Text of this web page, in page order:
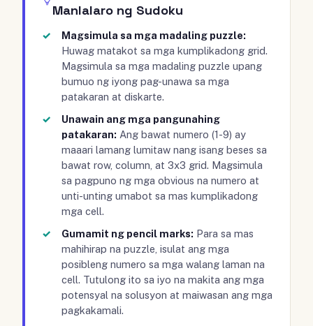
Manlalaro ng Sudoku
Magsimula sa mga madaling puzzle:
Huwag matakot sa mga kumplikadong grid.
Magsimula sa mga madaling puzzle upang
bumuo ng iyong pag-unawa sa mga
patakaran at diskarte.
Unawain ang mga pangunahing
patakaran: Ang bawat numero (1-9) ay
maaari lamang lumitaw nang isang beses sa
bawat row, column, at 3x3 grid. Magsimula
sa pagpuno ng mga obvious na numero at
unti-unting umabot sa mas kumplikadong
mga cell.
Gumamit ng pencil marks: Para sa mas
mahihirap na puzzle, isulat ang mga
posibleng numero sa mga walang laman na
cell. Tutulong ito sa iyo na makita ang mga
potensyal na solusyon at maiwasan ang mga
pagkakamali.